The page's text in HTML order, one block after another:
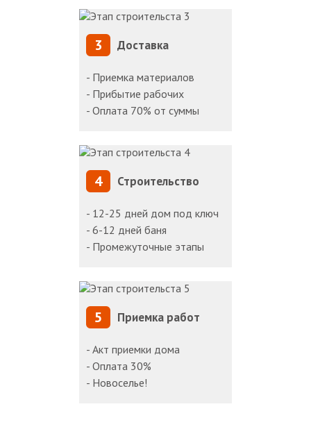
3 Доставка
- Приемка материалов
- Прибытие рабочих
- Оплата 70% от суммы
4 Строительство
- 12-25 дней дом под ключ
- 6-12 дней баня
- Промежуточные этапы
5 Приемка работ
- Акт приемки дома
- Оплата 30%
- Новоселье!